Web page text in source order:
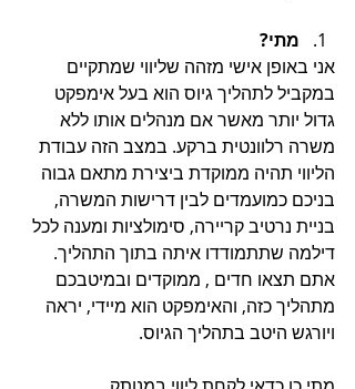
מתי?
אני באופן אישי מזהה שליווי שמתקיים
במקביל לתהליך גיוס הוא בעל אימפקט
גדול יותר מאשר אם מנהלים אותו ללא
משרה רלוונטית ברקע. במצב הזה עבודת
הליווי תהיה ממוקדת ביצירת מתאם גבוה
בניכם כמועמדים לבין דרישות המשרה,
בניית נרטיב קריירה, סימולציות ומענה לכל
דילמה שתתמודדו איתה בתוך התהליך.
אתם תצאו חדים , ממוקדים ובמיטבכם
מתהליך כזה, והאימפקט הוא מיידי, יראה
ויורגש היטב בתהליך הגיוס.